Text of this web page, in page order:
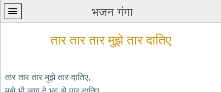
भजन गंगा
तार तार तार मुझे तार दातिए
तार तार तार मुझे तार दातिए,